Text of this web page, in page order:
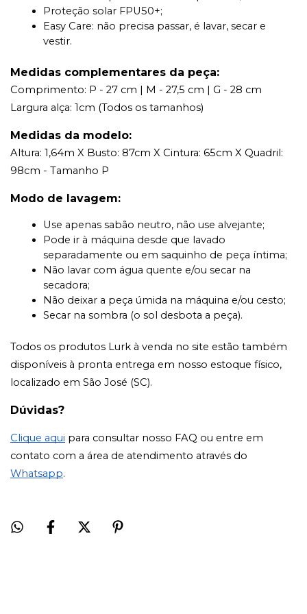
Proteção solar FPU50+;
Easy Care: não precisa passar, é lavar, secar e
vestir.
Medidas complementares da peça:
Comprimento: P - 27 cm | M - 27,5 cm | G - 28 cm
Largura alça: 1cm (Todos os tamanhos)
Medidas da modelo:
Altura: 1,64m X Busto: 87cm X Cintura: 65cm X Quadril:
98cm - Tamanho P
Modo de lavagem:
Use apenas sabão neutro, não use alvejante;
Pode ir à máquina desde que lavado
separadamente ou em saquinho de peça íntima;
Não lavar com água quente e/ou secar na
secadora;
Não deixar a peça úmida na máquina e/ou cesto;
Secar na sombra (o sol desbota a peça).
Todos os produtos Lurk à venda no site estão também
disponíveis à pronta entrega em nosso estoque físico,
localizado em São José (SC).
Dúvidas?
Clique aqui para consultar nosso FAQ ou entre em
contato com a área de atendimento através do
Whatsapp.